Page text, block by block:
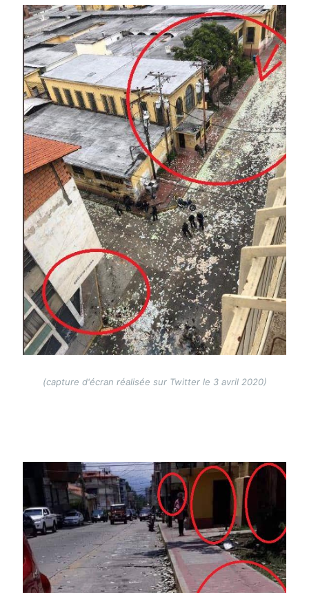
Image
(capture d'écran réalisée sur Twitter le 3 avril 2020)